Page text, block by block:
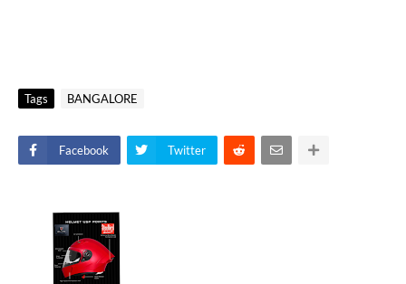
Tags BANGALORE
Facebook Twitter